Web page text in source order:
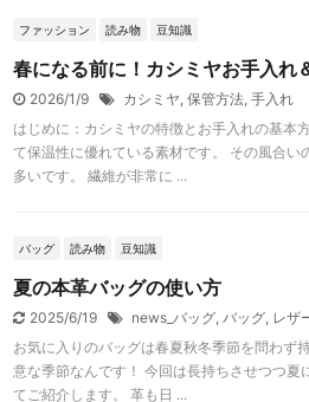
ファッション 読み物 豆知識
春になる前に！カシミヤお手入れ
2026/1/9 カシミヤ, 保管方法, 手入れ
はじめに：カシミヤの特徴とお手入れの基本
て保温性に優れている素材です。 その風合
多いです。 繊維が非常に ...
バッグ 読み物 豆知識
夏の本革バッグの使い方
2025/6/19 news_バッグ, バッグ, レザ
お気に入りのバッグは春夏秋冬季節を問わず
意な季節なんです！ 今回は長持ちさせつつ
てご紹介します。 革も日 ...